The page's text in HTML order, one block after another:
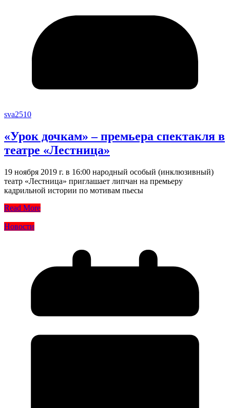
sva2510
«Урок дочкам» – премьера спектакля в
театре «Лестница»
19 ноября 2019 г. в 16:00 народный особый (инклюзивный)
театр «Лестница» приглашает липчан на премьеру
кадрильной истории по мотивам пьесы
Read More
Новости